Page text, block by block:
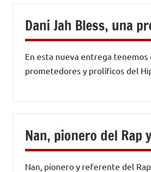
Dani Jah Bless, una
En esta nueva entrega
prometedores y prolíficos del
Nan, pionero del Rap
Nan, pionero y referente del